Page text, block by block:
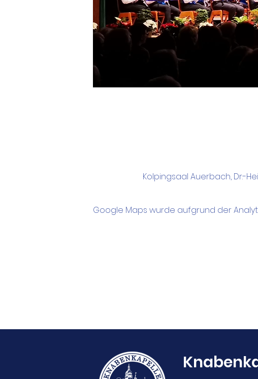
Kolpingsaal Auerbach, Dr.-
Google Maps wurde aufgrund der